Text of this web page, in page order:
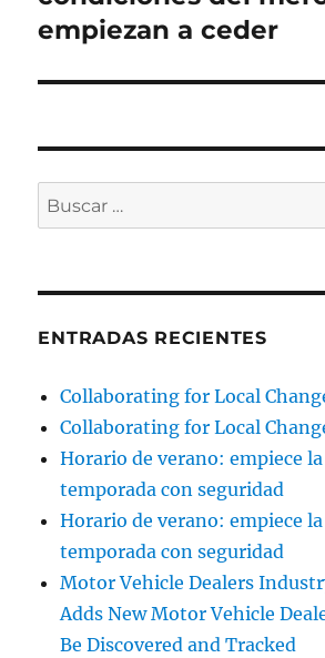
empiezan a ceder
Buscar
por:
ENTRADAS RECIENTES
Collaborating for Local
Collaborating for Local
Horario de verano: empiece
temporada con seguridad
Horario de verano: empiece
temporada con seguridad
Motor Vehicle Dealers
Adds New Motor Vehicle
Be Discovered and Tracked